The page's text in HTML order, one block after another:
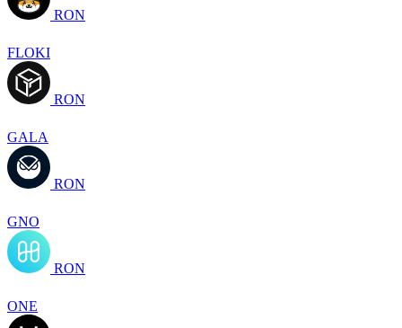
RON
FLOKI
RON
GALA
RON
GNO
RON
ONE